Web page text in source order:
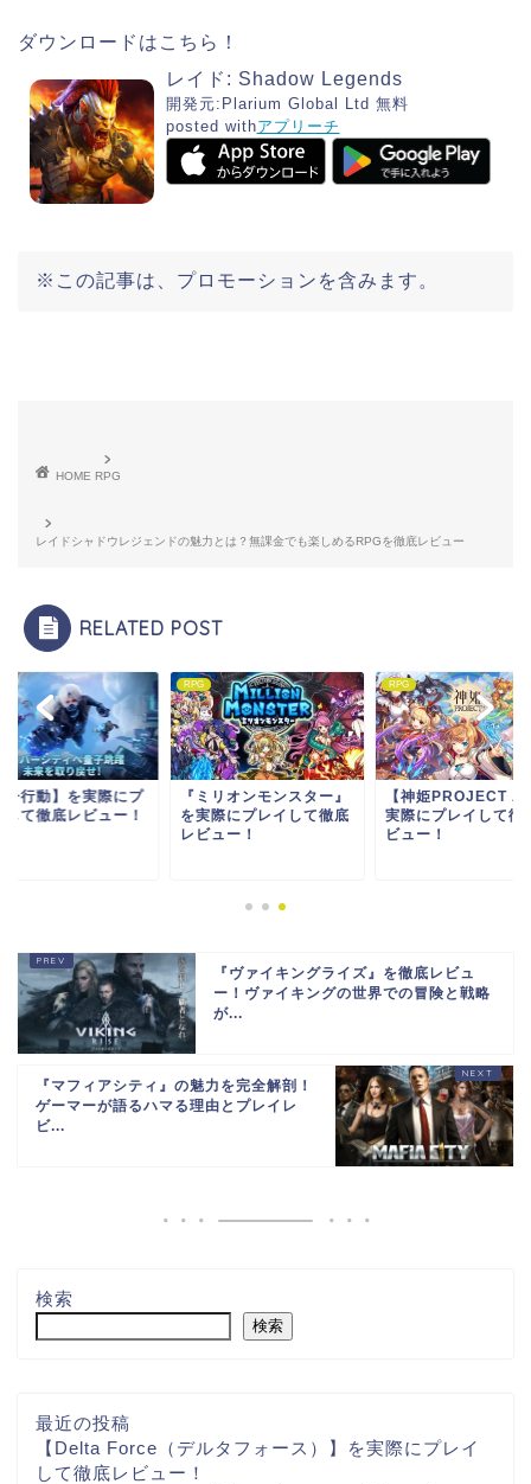
ダウンロードはこちら！
レイド: Shadow Legends
開発元: Plarium Global Ltd 無料
posted withアプリーチ
※この記事は、プロモーションを含みます。
HOME RPG
レイドシャドウレジェンドの魅力とは？無課金でも楽しめるRPGを徹底レビュー
RELATED POST
子行動】を実際にプ
して徹底レビュー！
RPG
『ミリオンモンスター』
を実際にプレイして徹底
レビュー！
RPG
【神姫PROJECT A
実際にプレイして徹
ビュー！
『ヴァイキングライズ』を徹底レビュ
ー！ヴァイキングの世界での冒険と戦略
が...
『マフィアシティ』の魅力を完全解剖！
ゲーマーが語るハマる理由とプレイレ
ビ...
検索
検索
最近の投稿
【Delta Force（デルタフォース）】を実際にプレイ
して徹底レビュー！